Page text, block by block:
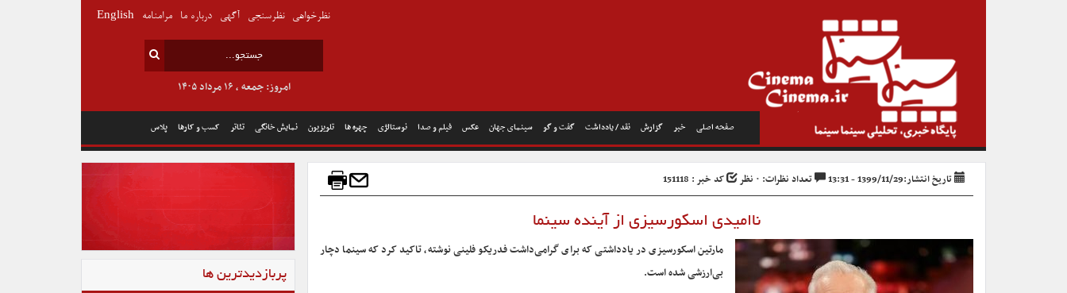
صفحه اصلی خبر گزارش نقد / یادداشت گفت و گو سینمای جهان عکس فیلم و صدا نوستالژی چهره ها تلویزیون نمایش خانگی تئاتر کسب و کارها پلاس
امروز: جمعه , ۱۶ مرداد ۱۴۰۵
نظرخواهی نظرسنجی آگهی درباره ما مرامنامه English
تاریخ انتشار:1399/11/29 - 13:31 تعداد نظرات: ۰ نظر کد خبر : 151118
ناامیدی اسکورسیزی از آینده سینما
مارتین اسکورسیزی در یادداشتی که برای گرامی‌داشت فدریکو فلینی نوشته، تاکید کرد که سینما دچار
بی‌ارزشی شده است.
پربازدیدترین ها